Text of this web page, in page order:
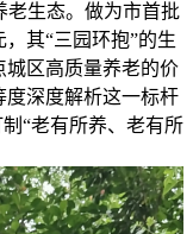
老生态。做为市首批
其“三园环抱”的生
城区高质量养老的价
度深度解析这一标杆
“老有所养、老有所